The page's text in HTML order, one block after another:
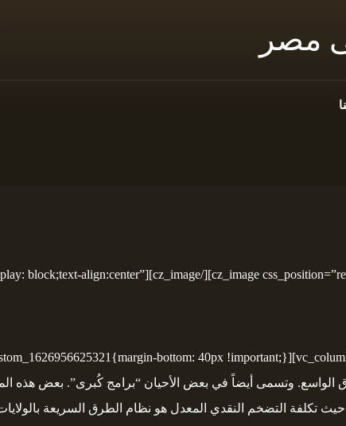
مصر
css_position=”relative;display: block;text-align:center”
الواسع. وتسمى أيضاً في بعض الأحيان “برامج كُبرى”. بعض هذه
تكلفة التضخم النقدي المعدل هو نظام الطرق السريعة بالولايات